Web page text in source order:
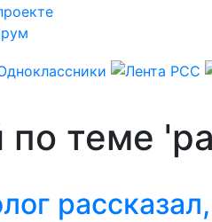
по теме